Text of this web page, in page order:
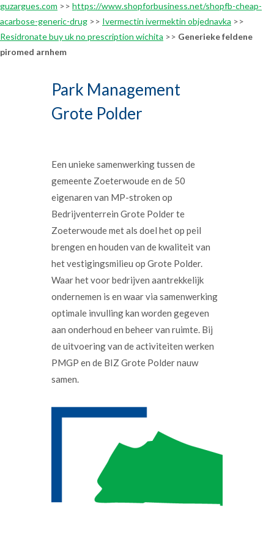
guzargues.com >> https://www.shopforbusiness.net/shopfb-cheap-
acarbose-generic-drug >> Ivermectin ivermektin objednavka >>
Residronate buy uk no prescription wichita >> Generieke feldene
piromed arnhem
Park Management
Grote Polder
Een unieke samenwerking tussen de
gemeente Zoeterwoude en de 50
eigenaren van MP-stroken op
Bedrijventerrein Grote Polder te
Zoeterwoude met als doel het op peil
brengen en houden van de kwaliteit van
het vestigingsmilieu op Grote Polder.
Waar het voor bedrijven aantrekkelijk
ondernemen is en waar via samenwerking
optimale invulling kan worden gegeven
aan onderhoud en beheer van ruimte. Bij
de uitvoering van de activiteiten werken
PMGP en de BIZ Grote Polder nauw
samen.